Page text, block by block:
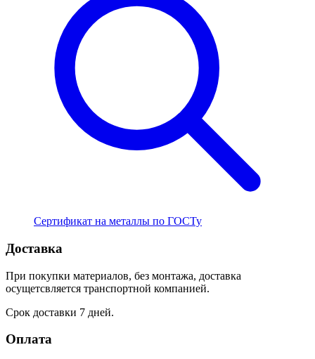
Сертификат на металлы по ГОСТу
Доставка
При покупки материалов, без монтажа, доставка
осущетсвляется транспортной компанией.
Срок доставки 7 дней.
Оплата